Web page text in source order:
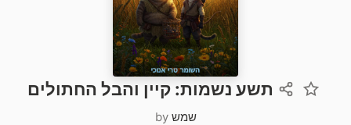
תשע נשמות: קיין והבל החתולים
by שמש